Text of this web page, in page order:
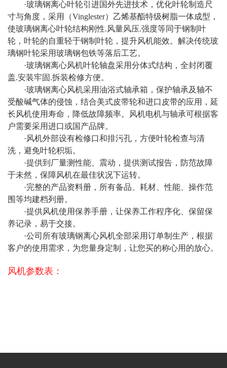
·玻璃钢离心叶轮引进国外先进技术，优化叶轮制造尺
寸与角度，采用（Vinglester）乙烯基酯特级树脂一体成型，
使玻璃钢离心叶轮结构刚性.风量风压.强度等同于钢制叶
轮，叶轮的自重轻于钢制叶轮，提升风机能效。解决传统玻
璃钢叶轮采用玻璃钢包铁等落后工艺。
·玻璃钢离心风机叶轮轴盘采用分体式结构，全封闭覆
盖.安装牢固.拆装检修方便。
·玻璃钢离心风机采用油浴式轴承箱，保护轴承及轴不
受酸碱气体的侵蚀，结合美式皮带轮和进口皮带的应用，延
长风机使用寿命，降低故障频率。风机电机与轴承可根据客
户需要采用进口或国产品牌。
·风机外部设有检修口和排污孔，方便叶轮检查与清
洗，避免叶轮积垢。
·提供到厂量测性能、震动，提供测试报告，防范故障
于未然，保障风机在最佳状况下运转。
·完整的产品资料册，所有备品、耗材、性能、操作范
围等均建档列册。
·提供风机使用保养手册，让保养工作程序化、保留保
养记录，易于交接。
·公司所有玻璃钢离心风机全部采用订单制生产，根据
客户的使用需求，为您量身定制，让您买的称心用的放心。
风机参数表：